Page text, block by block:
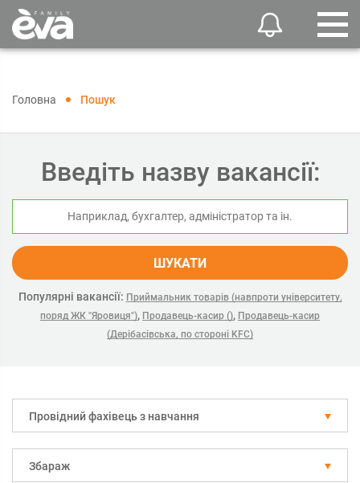
Головна Пошук
Введіть назву вакансії:
ШУКАТИ
Популярні вакансії: Приймальник товарів (навпроти університету,
поряд ЖК "Яровиця"), Продавець-касир (), Продавець-касир
(Дерібасівська, по стороні KFC)
Провідний фахівець з навчання
Збараж